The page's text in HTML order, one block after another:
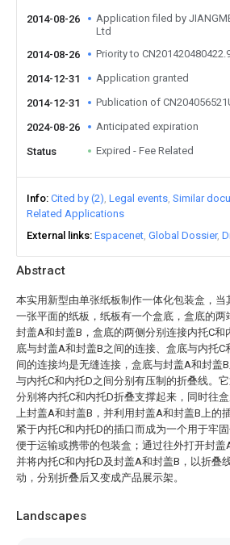
Abstract
本实用新型由单张纸板制作一体化包装盒，当
一张平面的纸板，纸板有一个盒底，盒底的两
封盖A和封盖B，盒底的两侧分别连接内托C和
底与封盖A和封盖B之间的连接、盒底与内托C
间的连接均是无缝连接，盒底与封盖A和封盖
与内托C和内托D之间分别有压制的折叠线。
分别将内托C和内托D折叠支撑起来，同时往
上封盖A和封盖B，并利用封盖A和封盖B上的
紧于内托C和内托D的插口而成为一个用于牢固
便于运输或携带的包装盒；通过往外打开封盖
并将内托C和内托D及封盖A和封盖B，以折叠
动，分别折叠后又变成产品展示架。
Landscapes
2014-08-26
Application filed by
Ltd
2014-08-26
Priority to
2014-12-31 Application granted
2014-12-31 Publication of
2024-08-26 Anticipated expiration
Status Expired - Fee Related
Info Cited by (2) Legal events Similar
Related Applications
External links Espacenet Global Dossier